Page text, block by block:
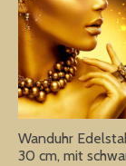
Wanduhr
30 cm, mit